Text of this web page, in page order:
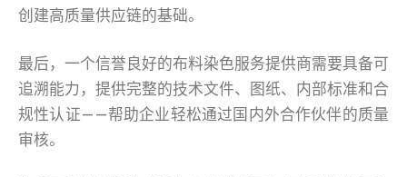
创建高质量供应链的基础。
最后，一个信誉良好的布料染色服务提供商需要具备可
追溯能力，提供完整的技术文件、图纸、内部标准和合
规性认证——帮助企业轻松通过国内外合作伙伴的质量
审核。